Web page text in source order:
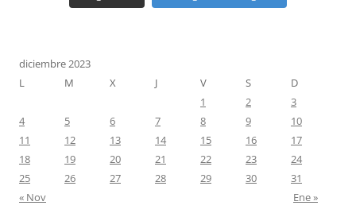
diciembre 2023
L
M X J V S
D
1
2
3
4
5 6 7 8 9
10
11
12 13 14 15 16
17
18
19 20 21 22 23
24
25
26 27 28 29 30
31
« Nov
Ene »